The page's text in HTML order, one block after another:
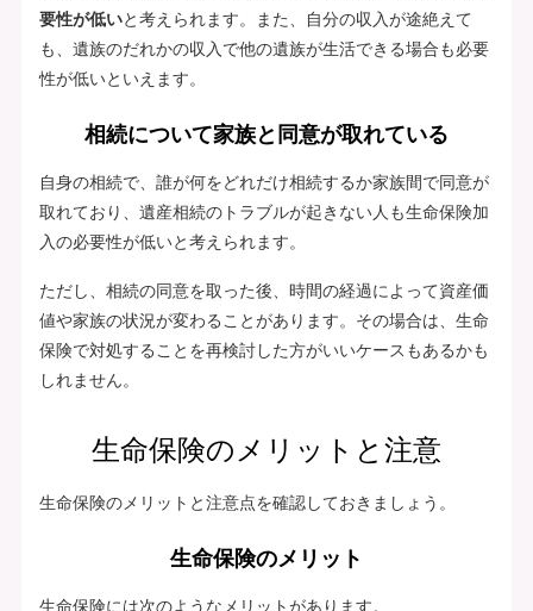
要性が低いと考えられます。また、自分の収入が途絶えて
も、遺族のだれかの収入で他の遺族が生活できる場合も必要
性が低いといえます。
相続について家族と同意が取れている
自身の相続で、誰が何をどれだけ相続するか家族間で同意が
取れており、遺産相続のトラブルが起きない人も生命保険加
入の必要性が低いと考えられます。
ただし、相続の同意を取った後、時間の経過によって資産価
値や家族の状況が変わることがあります。その場合は、生命
保険で対処することを再検討した方がいいケースもあるかも
しれません。
生命保険のメリットと注意
生命保険のメリットと注意点を確認しておきましょう。
生命保険のメリット
生命保険には次のようなメリットがあります。